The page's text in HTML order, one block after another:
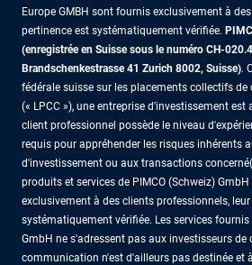
Europe GMBH sont fournis exclusivement à
pertinence est systématiquement vérifiée.
(enregistrée en Suisse sous le numéro CH-
Brandschenkestrasse 41 Zurich 8002, Suisse).
fédérale suisse sur les placements collectifs
(« LPCC »), une entreprise d'investissement
client professionnel possède le niveau
requis pour appréhender les risques inhérents
d'investissement ou aux transactions
produits et services de PIMCO (Schweiz)
exclusivement à des clients professionnels,
systématiquement vérifiée. Les services fournis
GmbH ne s'adressent pas aux investisseurs de
communication n'est d'ailleurs pas destinée et